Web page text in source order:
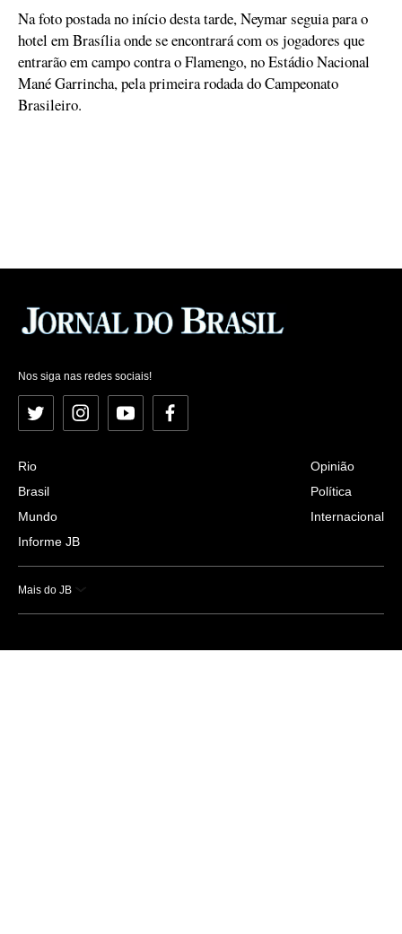
Na foto postada no início desta tarde, Neymar seguia para o
hotel em Brasília onde se encontrará com os jogadores que
entrarão em campo contra o Flamengo, no Estádio Nacional
Mané Garrincha, pela primeira rodada do Campeonato
Brasileiro.
Nos siga nas redes sociais!
Twitter InstagramYouTubeFacebook
Rio
Brasil
Mundo
Informe JB
Opinião
Política
Internacional
Mais do JB
Esportes